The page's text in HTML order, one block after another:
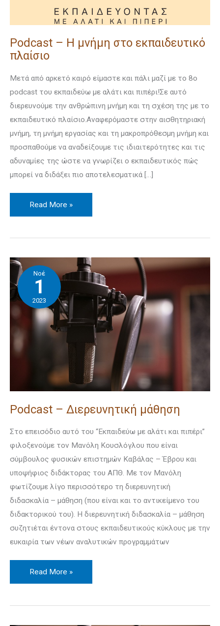
Podcast – Η μνήμη στο εκπαιδευτικό
πλαίσιο
Mετά από αρκετό καιρό είμαστε και πάλι μαζί με το 8ο
podcast του εκπαιδεύω με αλάτι και πιπέρι!Σε αυτό
διερευνούμε την ανθρώπινη μνήμη και τη σχέση της με το
εκπαιδευτικό πλαίσιο.Αναφερόμαστε στην αισθητηριακή
μνήμη, τη μνήμη εργασίας και τη μακροπρόθεσμη μνήμη και
προσπαθούμε να αναδείξουμε τις ιδιαιτερότητες και τις
αδυναμίες της ώστε να γνωρίζει ο εκπαιδευτικός πώς
μπορεί να διδάξει πιο αποτελεσματικά […]
Read More »
Νοέ
1
2023
Podcast – Διερευνητική μάθηση
Στο επεισόδιο αυτό του “Εκπαιδεύω με αλάτι και πιπέρι”
φιλοξενούμε τον Μανόλη Κουσλόγλου που είναι
σύμβουλος φυσικών επιστημών Καβάλας – Έβρου και
υποψήφιος διδάκτορας του ΑΠΘ. Με τον Μανόλη
φωτίζουμε λίγο περισσότερο τη διερευνητική
διδασκαλία – μάθηση (που είναι και το αντικείμενο του
διδακτορικού του). Η διερευνητική διδασκαλία – μάθηση
συζητιέται έντονα στους εκπαιδευτικούς κύκλους με την
ευκαιρία των νέων αναλυτικών προγραμμάτων
Podcast
–
Διερευνητική
μάθηση
Read More »